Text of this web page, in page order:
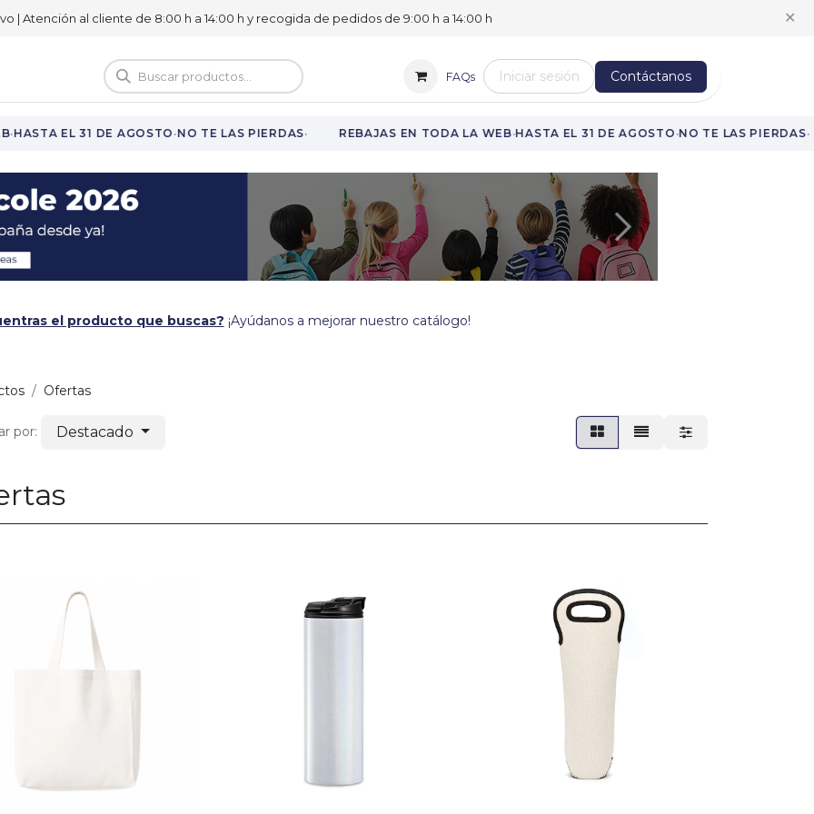
| Atención al cliente de 8:00 h a 14:00 h y recogida de pedidos de 9:00 h a 14:00 h ✕
Vuelta al cole FAQs Iniciar sesión Contáctanos
HASTA EL 31 DE AGOSTO·NO TE LAS PIERDAS· REBAJAS EN TODA LA WEB·HASTA EL 31 DE AGOSTO·NO TE LAS PIERDAS·
Siguiente
el producto que buscas? ¡Ayúdanos a mejorar nuestro catálogo!
Ofertas
por: Destacado